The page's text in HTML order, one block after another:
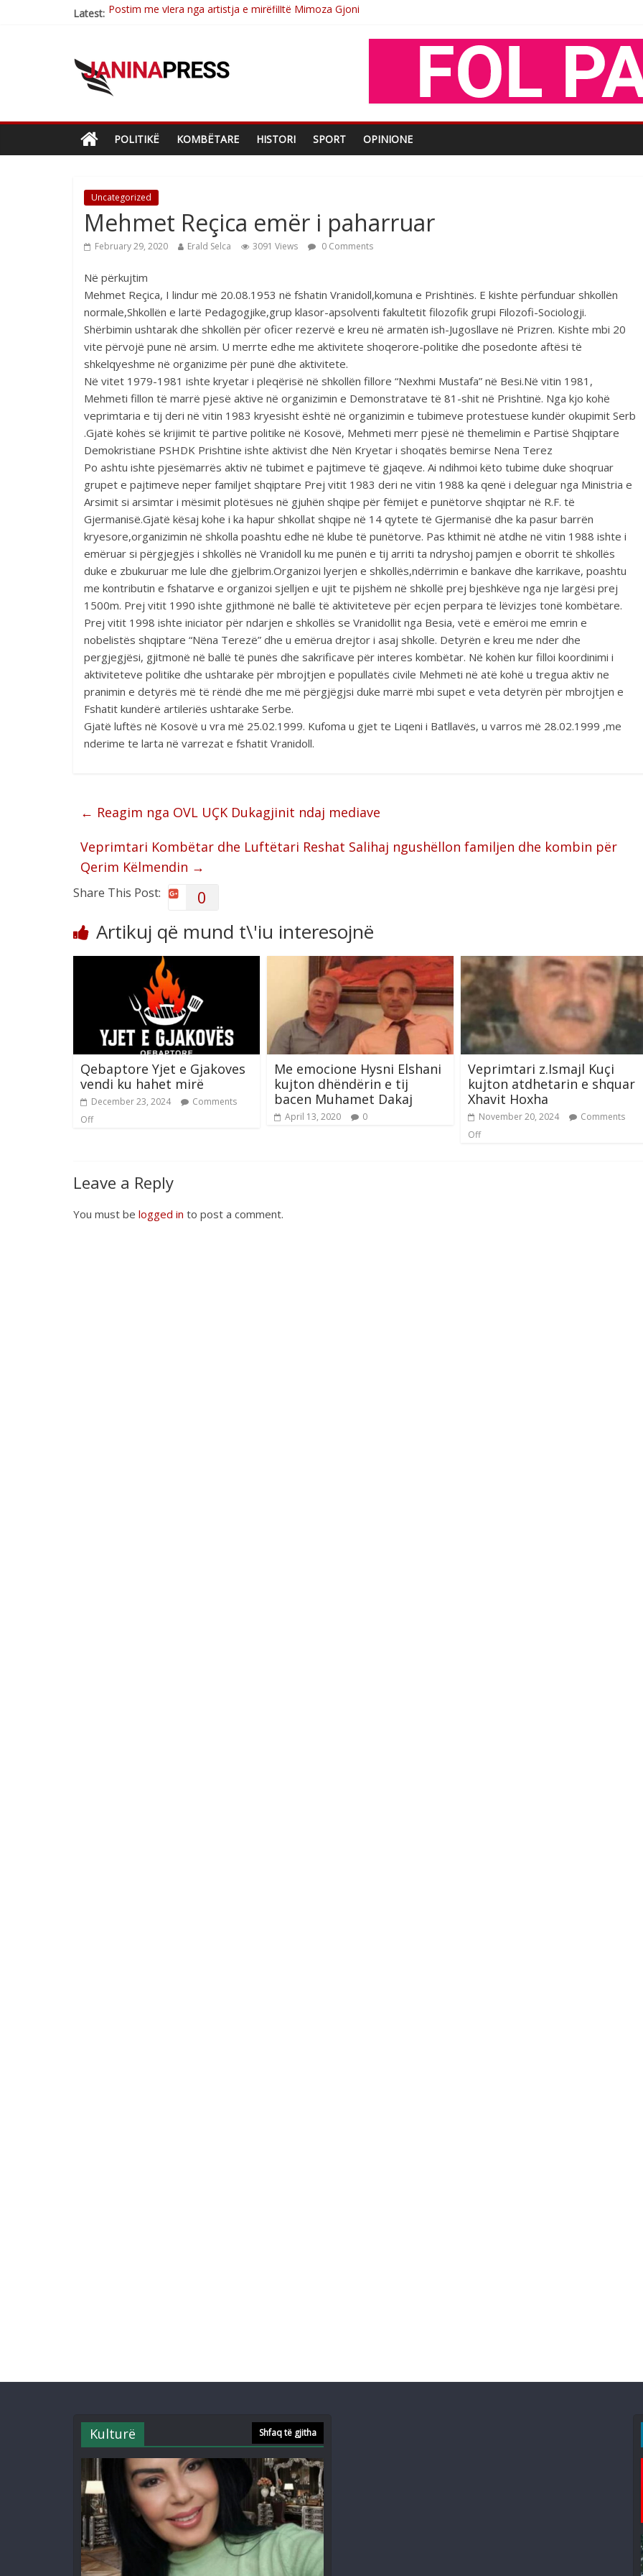
Latest: Nga poetja atdhetare Kumrie Shala -BOLL MO
Çlirimtari Mentor Mushkolaj nderohet me mirenjohje nga Xhevdet Qeriqi Dega e invalidëve në Fushë Kosovë
POLITIKË KOMBËTARE HISTORI SPORT OPINIONE
Uncategorized
Mehmet Reçica emër i paharruar
February 29, 2020 Erald Selca 3091 Views 0 Comments
Në përkujtim
Mehmet Reçica, I lindur më 20.08.1953 në fshatin Vranidoll,komuna e Prishtinës. E kishte përfunduar shkollën
normale,Shkollën e lartë Pedagogjike,grup klasor-apsolventi fakultetit filozofik grupi Filozofi-Sociologji.
Shërbimin ushtarak dhe shkollën për oficer rezervë e kreu në armatën ish-Jugosllave në Prizren. Kishte mbi 20
vite përvojë pune në arsim. U merrte edhe me aktivitete shoqerore-politike dhe posedonte aftësi të
shkelqyeshme në organizime për punë dhe aktivitete.
Në vitet 1979-1981 ishte kryetar i pleqërisë në shkollën fillore “Nexhmi Mustafa” në Besi.Në vitin 1981,
Mehmeti fillon të marrë pjesë aktive në organizimin e Demonstratave të 81-shit në Prishtinë. Nga kjo kohë
veprimtaria e tij deri në vitin 1983 kryesisht është në organizimin e tubimeve protestuese kundër okupimit Serb
.Gjatë kohës së krijimit të partive politike në Kosovë, Mehmeti merr pjesë në themelimin e Partisë Shqiptare
Demokristiane PSHDK Prishtine ishte aktivist dhe Nën Kryetar i shoqatës bemirse Nena Terez
Po ashtu ishte pjesëmarrës aktiv në tubimet e pajtimeve të gjaqeve. Ai ndihmoi këto tubime duke shoqruar
grupet e pajtimeve neper familjet shqiptare Prej vitit 1983 deri ne vitin 1988 ka qenë i deleguar nga Ministria e
Arsimit si arsimtar i mësimit plotësues në gjuhën shqipe për fëmijet e punëtorve shqiptar në R.F. të
Gjermanisë.Gjatë kësaj kohe i ka hapur shkollat shqipe në 14 qytete të Gjermanisë dhe ka pasur barrën
kryesore,organizimin në shkolla poashtu edhe në klube të punëtorve. Pas kthimit në atdhe në vitin 1988 ishte i
emëruar si përgjegjës i shkollës në Vranidoll ku me punën e tij arriti ta ndryshoj pamjen e oborrit të shkollës
duke e zbukuruar me lule dhe gjelbrim.Organizoi lyerjen e shkollës,ndërrimin e bankave dhe karrikave, poashtu
me kontributin e fshatarve e organizoi sjelljen e ujit te pijshëm në shkollë prej bjeshkëve nga nje largësi prej
1500m. Prej vitit 1990 ishte gjithmonë në ballë të aktiviteteve për ecjen perpara të lëvizjes tonë kombëtare.
Prej vitit 1998 ishte iniciator për ndarjen e shkollës se Vranidollit nga Besia, vetë e emëroi me emrin e
nobelistës shqiptare “Nëna Terezë” dhe u emërua drejtor i asaj shkolle. Detyrën e kreu me nder dhe
pergjegjësi, gjitmonë në ballë të punës dhe sakrificave për interes kombëtar. Në kohën kur filloi koordinimi i
aktiviteteve politike dhe ushtarake për mbrojtjen e popullatës civile Mehmeti në atë kohë u tregua aktiv ne
pranimin e detyrës më të rëndë dhe me më përgjëgjsi duke marrë mbi supet e veta detyrën për mbrojtjen e
Fshatit kundërë artileriës ushtarake Serbe.
Gjatë luftës në Kosovë u vra më 25.02.1999. Kufoma u gjet te Liqeni i Batllavës, u varros më 28.02.1999 ,me
nderime te larta në varrezat e fshatit Vranidoll.
← Reagim nga OVL UÇK Dukagjinit ndaj mediave
Veprimtari Kombëtar dhe Luftëtari Reshat Salihaj ngushëllon familjen dhe kombin për
Qerim Këlmendin →
Share This Post: 0
Artikuj që mund t\'iu interesojnë
Qebaptore Yjet e Gjakoves
vendi ku hahet mirë
December 23, 2024
Comments
Off
Me emocione Hysni Elshani
kujton dhëndërin e tij
bacen Muhamet Dakaj
April 13, 2020 0
Veprimtari z.Ismajl Kuçi
kujton atdhetarin e shquar
Xhavit Hoxha
November 20, 2024
Comments
Off
Leave a Reply
You must be logged in to post a comment.
Kulturë Shfaq të gjitha